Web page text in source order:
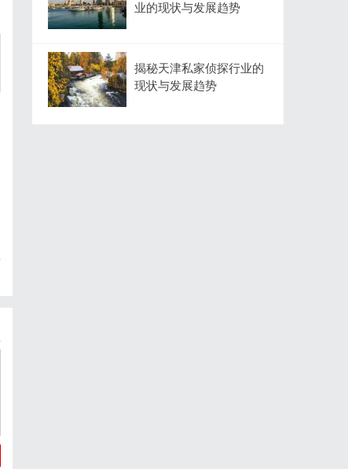
业的现状与发展趋势
揭秘天津私家侦探行业的
现状与发展趋势